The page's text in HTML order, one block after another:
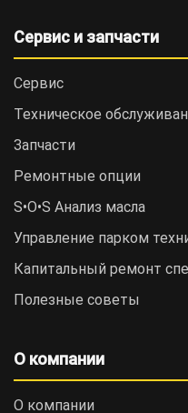
Сервис и запчасти
Сервис
Техническое
Запчасти
Ремонтные опции
S•O•S Анализ масла
Управление парком
Капитальный ремонт
Полезные советы
О компании
О компании